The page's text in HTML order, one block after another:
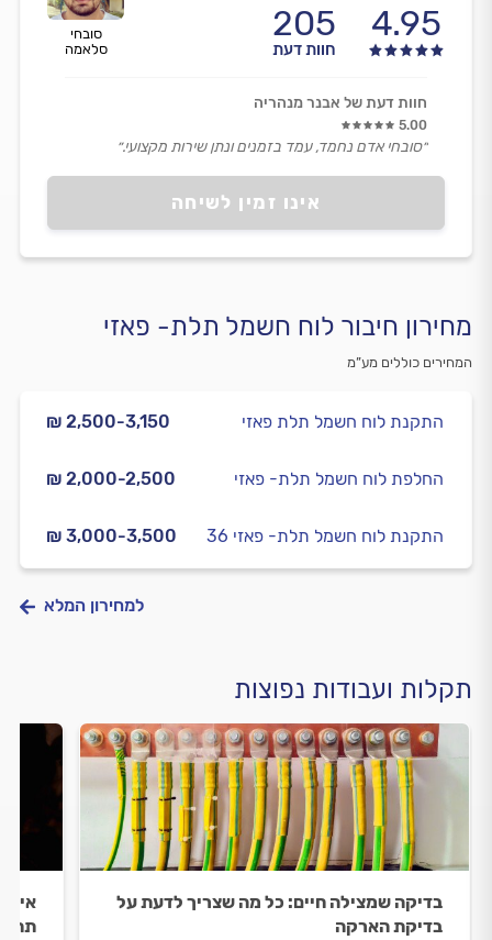
סובחי
סלאמה
4.95
205
חוות דעת
אינו זמין לשיחה
חוות דעת של אבנר מנהריה
5.00
״סובחי אדם נחמד, עמד בזמנים ונתן שירות מקצועי.״
מחירון חיבור לוח חשמל תלת- פאזי
המחירים כוללים מע”מ
₪ 2,500-3,150 התקנת לוח חשמל תלת פאזי
₪ 2,000-2,500 החלפת לוח חשמל תלת- פאזי
₪ 3,000-3,500 התקנת לוח חשמל תלת- פאזי 36
למחירון המלא
תקלות ועבודות נפוצות
בדיקה שמצילה חיים: כל מה שצריך לדעת על
בדיקת הארקה
אין